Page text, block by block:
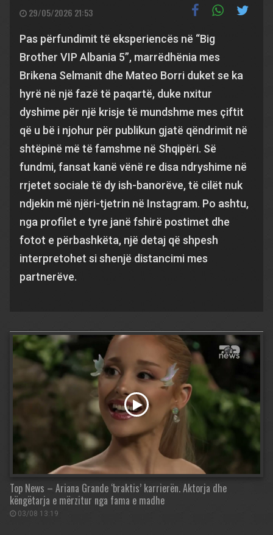
29/05/2026 21:53
Pas përfundimit të eksperiencës në “Big
Brother VIP Albania 5”, marrëdhënia mes
Brikena Selmanit dhe Mateo Borri duket se ka
hyrë në një fazë të paqartë, duke nxitur
dyshime për një krisje të mundshme mes çiftit
që u bë i njohur për publikun gjatë qëndrimit në
shtëpinë më të famshme në Shqipëri. Së
fundmi, fansat kanë vënë re disa ndryshime në
rrjetet sociale të dy ish-banorëve, të cilët nuk
ndjekin më njëri-tjetrin në Instagram. Po ashtu,
nga profilet e tyre janë fshirë postimet dhe
fotot e përbashkëta, një detaj që shpesh
interpretohet si shenjë distancimi mes
partnerëve.
Top News – Ariana Grande ‘braktis’ karrierën. Aktorja dhe
këngëtarja e mërzitur nga fama e madhe
03/08 13:19